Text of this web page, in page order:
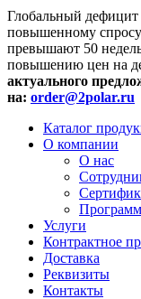
Глобальный
повышенному
превышают 50
повышению цен на
актуального
на: order@2polar.ru
Каталог
О компании
О нас
Услуги
Контрактное
Доставка
Реквизиты
Контакты